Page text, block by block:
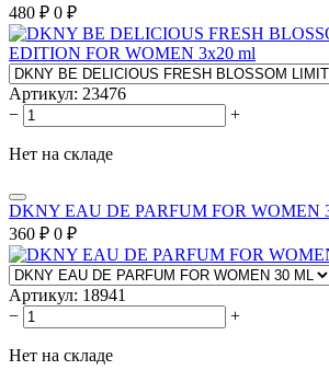
480 ₽ 0 ₽
Артикул: 23476
−
+
Нет на складе
DKNY EAU DE PARFUM FOR WOMEN
360 ₽ 0 ₽
Артикул: 18941
−
+
Нет на складе